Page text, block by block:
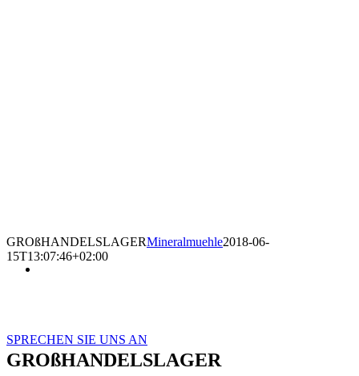
GROßHANDELSLAGERMineralmuehle2018-06-
15T13:07:46+02:00
SPRECHEN SIE UNS AN
GROßHANDELSLAGER